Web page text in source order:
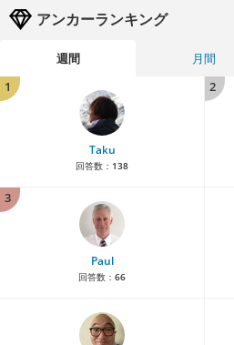
アンカーランキング
週間 月間
1
Taku
回答数： 138
2
3
Paul
回答数： 66